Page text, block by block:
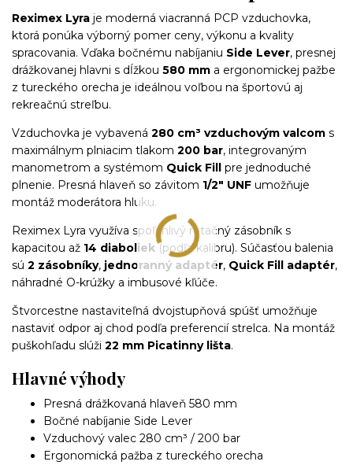
Reximex Lyra je moderná viacranná PCP vzduchovka,
ktorá ponúka výborný pomer ceny, výkonu a kvality
spracovania. Vďaka bočnému nabíjaniu Side Lever, presnej
drážkovanej hlavni s dĺžkou 580 mm a ergonomickej pažbe
z tureckého orecha je ideálnou voľbou na športovú aj
rekreačnú streľbu.
Vzduchovka je vybavená 280 cm³ vzduchovým valcom s
maximálnym plniacim tlakom 200 bar, integrovaným
manometrom a systémom Quick Fill pre jednoduché
plnenie. Presná hlaveň so závitom 1/2" UNF umožňuje
montáž moderátora hluku.
Reximex Lyra využíva spoľahlivý rotačný zásobník s
kapacitou až 14 diaboliek(podľa kalibru). Súčasťou balenia
sú 2 zásobníky, jednoranný adaptér, Quick Fill adaptér,
náhradné O-krúžky a imbusové kľúče.
Štvorcestne nastaviteľná dvojstupňová spúšť umožňuje
nastaviť odpor aj chod podľa preferencií strelca. Na montáž
puškohľadu slúži 22 mm Picatinny lišta.
Hlavné výhody
Presná drážkovaná hlaveň 580 mm
Bočné nabíjanie Side Lever
Vzduchový valec 280 cm³ / 200 bar
Ergonomická pažba z tureckého orecha